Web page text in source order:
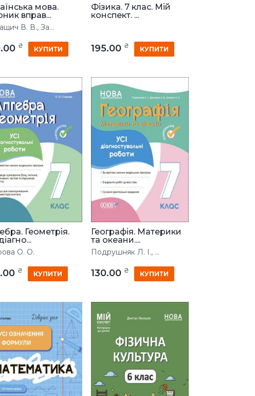
мова.
вправ...
В. В., За...
₴ КУПИТИ
Фізика. 7 клас. Мій
конспект. ...
195.00 ₴ КУПИТИ
Геометрія.
О. О.
₴ КУПИТИ
Географія. Материки
та океани....
Подрушняк Л. І., ...
130.00 ₴ КУПИТИ